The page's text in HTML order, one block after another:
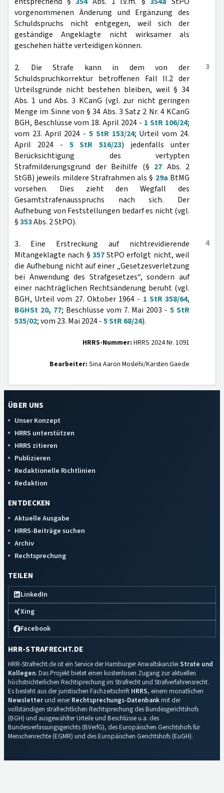
vorgenommenen Änderung und Ergänzung des
Schuldspruchs nicht entgegen, weil sich der
geständige Angeklagte nicht wirksamer als
geschehen hätte verteidigen können.
3
2. Die Strafe kann in dem von der
Schuldspruchkorrektur betroffenen Fall II.2 der
Urteilsgründe nicht bestehen bleiben, weil § 34
Abs. 1 und Abs. 3 KCanG (vgl. zur nicht geringen
Menge im Sinne von § 34 Abs. 3 Satz 2 Nr. 4 KCanG
BGH, Beschlüsse vom 18. April 2024 - 1 StR 106/24;
vom 23. April 2024 - 5 StR 153/24; Urteil vom 24.
April 2024 - 5 StR 516/23) jedenfalls unter
Berücksichtigung des vertypten
Strafmilderungsgrund der Beihilfe (§ 27 Abs. 2
StGB) jeweils mildere Strafrahmen als § 29a BtMG
vorsehen. Dies zieht den Wegfall des
Gesamtstrafenausspruchs nach sich. Der
Aufhebung von Feststellungen bedarf es nicht (vgl.
§353Abs. 2 StPO).
4
3. Eine Erstreckung auf nichtrevidierende
Mitangeklagte nach § 357StPO erfolgt nicht, weil
die Aufhebung nicht auf einer „Gesetzesverletzung
bei Anwendung des Strafgesetzes“, sondern auf
einer nachträglichen Rechtsänderung beruht (vgl.
BGH, Urteil vom 27. Oktober 1964 - 1 StR 358/64,
BGHSt 20, 77; Beschlüsse vom 7. Mai 2003 -5 StR
535/02; vom 23. Mai 2024 -5 StR 68/24).
HRRS-Nummer: HRRS 2024 Nr. 1091
Bearbeiter: Sina Aaron Moslehi/Karsten Gaede
ÜBER UNS
Unser Konzept
HRRS unterstützen
HRRS zitieren
Publizieren
Redaktionelle Richtlinien
Redaktion
ENTDECKEN
Aktuelle Ausgabe
HRRS-Beiträge suchen
Archiv
Rechtsprechung
TEILEN
LinkedIn
Xing
Facebook
HRR-STRAFRECHT.DE
HRR-Strafrecht.de ist ein Service der Hamburger Anwaltskanzlei Strate und
Kollegen. Das Projekt bietet einen kostenlosen Zugang zur aktuellen
höchstrichterlichen Rechtsprechung im Strafrecht und Strafverfahrensrecht.
Es besteht aus der juristischen Fachzeitschrift HRRS, einem monatlichen
Newsletterund einerRechtsprechungs-Datenbankmit der
vollständigen strafrechtlichen Rechtsprechung des Bundesgerichtshofs
(BGH) und ausgewählter Urteile und Beschlüsse u.a. des
Bundesverfassungsgerichts (BVerfG), des Europäischen Gerichtshofs für
Menschenrechte (EGMR) und des Europäischen Gerichtshofs (EuGH).